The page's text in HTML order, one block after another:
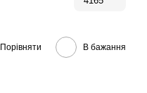
Порівняти В бажання